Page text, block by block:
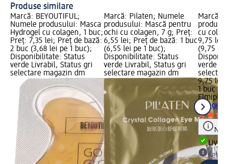
Produse similare
Marcă: BEYOUTIFUL;
Numele produsului: Masca
Hydrogel cu colagen, 1 buc;
Preț: 7,35 lei; Preț de bază:
2 buc (3,68 lei pe 1 buc);
Disponibilitate: Status
verde Livrabil, Status gri
selectare magazin dm
Marcă: Pilaten; Numele
produsului: Mască pentru
ochi cu colagen, 7 g; Preț:
6,55 lei; Preț de bază: 1 buc
(6,55 lei pe 1 buc);
Disponibilitate: Status
verde Livrabil, Status gri
selectare magazin dm
Marcă:
cu
9,75 lei;
(9,75 lei
verde
9,75 lei
1 buc
Notă